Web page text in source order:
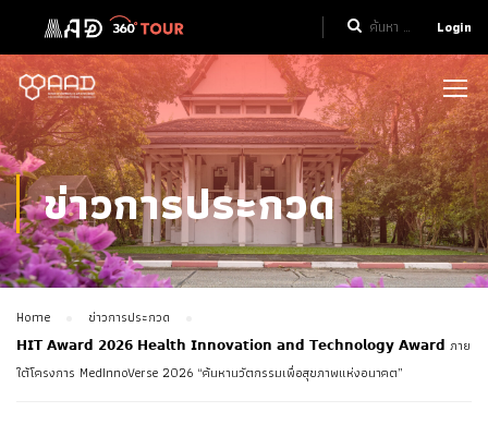
Login
ข่าวการประกวด
Home
ข่าวการประกวด
𝗛𝗜𝗧 𝗔𝘄𝗮𝗿𝗱 𝟮𝟬𝟮𝟲 𝗛𝗲𝗮𝗹𝘁𝗵 𝗜𝗻𝗻𝗼𝘃𝗮𝘁𝗶𝗼𝗻 𝗮𝗻𝗱 𝗧𝗲𝗰𝗵𝗻𝗼𝗹𝗼𝗴𝘆 𝗔𝘄𝗮𝗿𝗱 ภาย
ใต้โครงการ MedInnoVerse 2026 “ค้นหานวัตกรรมเพื่อสุขภาพแห่งอนาคต”